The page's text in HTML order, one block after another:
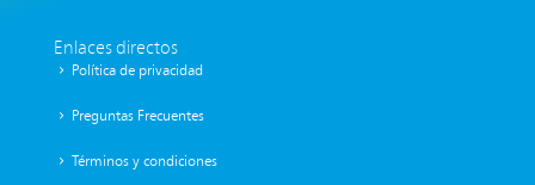
Enlaces directos
Política de privacidad
Preguntas Frecuentes
Términos y condiciones